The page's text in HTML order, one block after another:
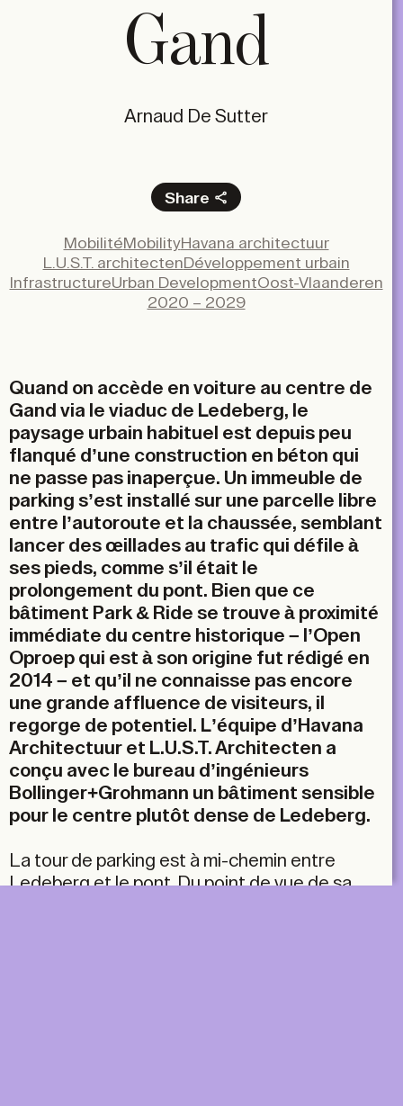
Gand
Arnaud De Sutter
Share
X
LinkedIn
Email
MobilitéMobilityHavana architectuur
L.U.S.T. architectenDéveloppement urbain
InfrastructureUrban DevelopmentOost-Vlaanderen
2020 – 2029
Quand on accède en voiture au centre de
Gand via le viaduc de Ledeberg, le
paysage urbain habituel est depuis peu
flanqué d’une construction en béton qui
ne passe pas inaperçue. Un immeuble de
parking s’est installé sur une parcelle libre
entre l’autoroute et la chaussée, semblant
lancer des œillades au trafic qui défile à
ses pieds, comme s’il était le
prolongement du pont. Bien que ce
bâtiment Park & Ride se trouve à proximité
immédiate du centre historique – l’Open
Oproep qui est à son origine fut rédigé en
2014 – et qu’il ne connaisse pas encore
une grande affluence de visiteurs, il
regorge de potentiel. L’équipe d’Havana
Architectuur et L.U.S.T. Architecten a
conçu avec le bureau d’ingénieurs
Bollinger+Grohmann un bâtiment sensible
pour le centre plutôt dense de Ledeberg.
La tour de parking est à mi-chemin entre
Ledeberg et le pont. Du point de vue de sa